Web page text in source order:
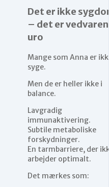
Det er ikke
– det er
uro
Mange som Anna er
syge.
Men de er heller ikke i
balance.
Lavgradig
immunaktivering.
Subtile metaboliske
forskydninger.
En tarmbarriere, der
arbejder optimalt.
Det mærkes som: